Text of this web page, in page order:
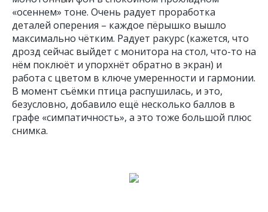
«осеннем» тоне. Очень радует проработка
деталей оперения – каждое пёрышко вышло
максимально чётким. Радует ракурс (кажется, что
дрозд сейчас выйдет с монитора на стол, что-то на
нём поклюёт и упорхнёт обратно в экран) и
работа с цветом в ключе умеренности и гармонии.
В момент съёмки птица распушилась, и это,
безусловно, добавило ещё несколько баллов в
графе «симпатичность», а это тоже большой плюс
снимка.